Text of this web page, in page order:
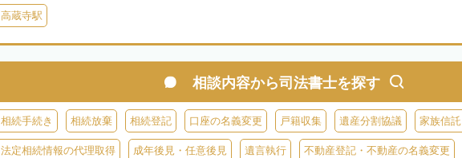
高蔵寺駅
相談内容から司法書士を探す
相続手続き 相続放棄 相続登記 口座の名義変更 戸籍収集 遺産分割協議 家族信託
法定相続情報の代理取得 成年後見・任意後見 遺言執行 不動産登記・不動産の名義変更